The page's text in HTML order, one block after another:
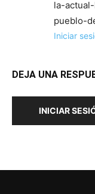
la-
pueblo-
Iniciar
DEJA UNA
INICIAR